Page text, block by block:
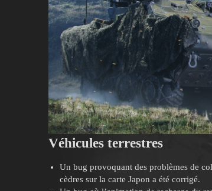
Véhicules terrestres
Un bug provoquant des problèmes de
cèdres sur la carte Japon a été corrigé.